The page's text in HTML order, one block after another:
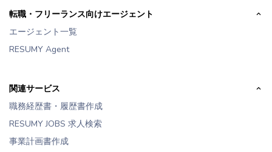
転職・フリーランス向けエージェント
エージェント一覧
RESUMY Agent
関連サービス
職務経歴書・履歴書作成
RESUMY JOBS 求人検索
事業計画書作成